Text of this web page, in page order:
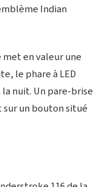
Indian
en valeur une
le phare à LED
nuit. Un pare-brise
sur un bouton situé